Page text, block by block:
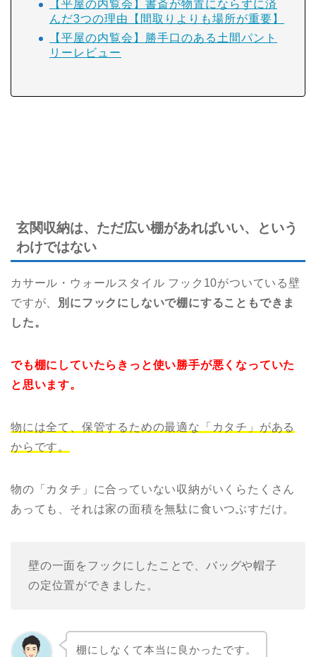
【平屋の内覧会】書斎が物置にならずに済
んだ3つの理由【間取りよりも場所が重要】
【平屋の内覧会】勝手口のある土間パント
リーレビュー
玄関収納は、ただ広い棚があればいい、という
わけではない
カサール・ウォールスタイル フック10がついている壁
ですが、
別にフックにしないで棚にすることもできま
した。
でも棚にしていたらきっと使い勝手が悪くなっていた
と思います。
物には全て、保管するための最適な「カタチ」がある
からです。
物の「カタチ」に合っていない収納がいくらたくさん
あっても、それは家の面積を無駄に食いつぶすだけ。
壁の一面をフックにしたことで、バッグや帽子
の定位置ができました。
棚にしなくて本当に良かったです。